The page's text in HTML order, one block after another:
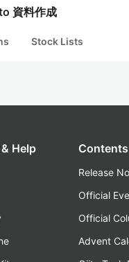
資料作成
Stock Lists
Help Contents
Release
Official
Official
Advent